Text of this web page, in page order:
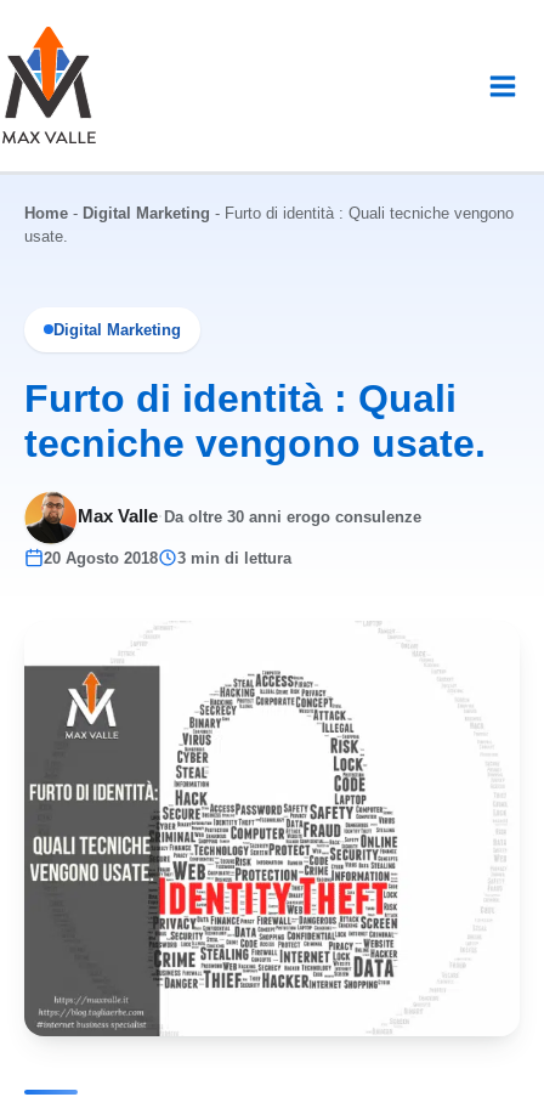
contenuto
Home - Digital Marketing - Furto di identità : Quali tecniche vengono
usate.
Digital Marketing
Furto di identità : Quali
tecniche vengono usate.
Max Valle· Da oltre 30 anni erogo consulenze
20 Agosto 2018 3 min di lettura